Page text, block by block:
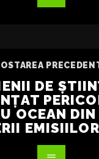
DE
OCEAN